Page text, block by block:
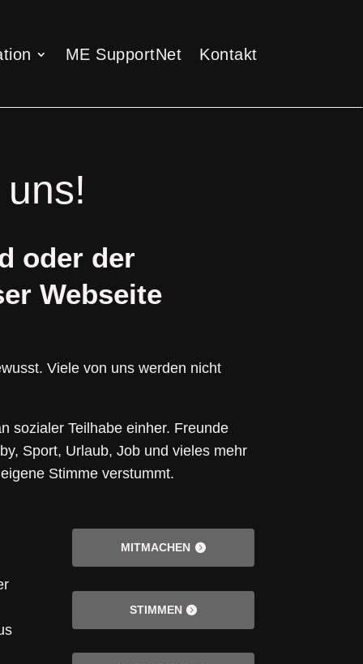
ME SupportNet Kontakt
ME SupportNet Kontakt
oder der
Webseite
Viele von uns werden nicht
sozialer Teilhabe einher. Freunde
Sport, Urlaub, Job und vieles mehr
Stimme verstummt.
MITMACHEN
STIMMEN